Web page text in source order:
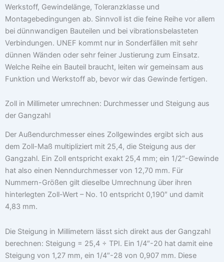
Werkstoff, Gewindelänge, Toleranzklasse und
Montagebedingungen ab. Sinnvoll ist die feine Reihe vor allem
bei dünnwandigen Bauteilen und bei vibrationsbelasteten
Verbindungen. UNEF kommt nur in Sonderfällen mit sehr
dünnen Wänden oder sehr feiner Justierung zum Einsatz.
Welche Reihe ein Bauteil braucht, leiten wir gemeinsam aus
Funktion und Werkstoff ab, bevor wir das Gewinde fertigen.
Zoll in Millimeter umrechnen: Durchmesser und Steigung aus
der Gangzahl
Der Außendurchmesser eines Zollgewindes ergibt sich aus
dem Zoll-Maß multipliziert mit 25,4, die Steigung aus der
Gangzahl. Ein Zoll entspricht exakt 25,4 mm; ein 1/2″-Gewinde
hat also einen Nenndurchmesser von 12,70 mm. Für
Nummern-Größen gilt dieselbe Umrechnung über ihren
hinterlegten Zoll-Wert – No. 10 entspricht 0,190″ und damit
4,83 mm.
Die Steigung in Millimetern lässt sich direkt aus der Gangzahl
berechnen: Steigung = 25,4 ÷ TPI. Ein 1/4″-20 hat damit eine
Steigung von 1,27 mm, ein 1/4″-28 von 0,907 mm. Diese